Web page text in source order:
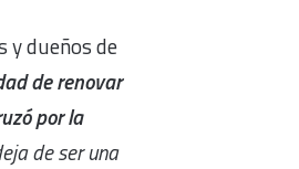
y dueños de
de renovar
por la
de ser una